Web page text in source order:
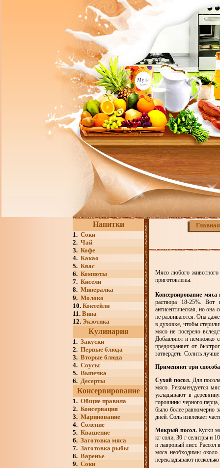
Напитки
1. Соки
2. Чай
3. Кофе
4. Какао
5. Квас
6. Компоты
7. Кисели
8. Минералка
9. Молоко
10. Коктейли
11. Вина
12. Экзотика
Кулинария
1. Закуски
2. Первые блюда
3. Вторые блюда
4. Соусы
5. Выпечка
6. Десерты
Консервирование
1. Общие правила
2. Консервация
3. Маринование
4. Соление
5. Квашение
6. Заготовка мяса
7. Заготовка рыбы
8. Варенье
9. Соки
Главная
Мясо любого животного
приготовлены.
Консервирование мяса
раствора 18-25%.
антисептическая, но она
не развиваются. Она
в духовке, чтобы
мясо не посерело
Добавляют и немножко
предохраняет от
затвердеть. Солить
Применяют три
Сухой посол. Для
мясо. Рекомендуется
укладывают в
горошины черного
было более равномерно
дней. Соль извлекает
Мокрый посол.Куски
кг соли, 30 г селитры и
и лавровый лист.
мяса необходимы
перекладывают несколько